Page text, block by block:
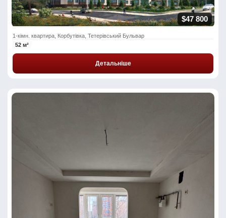
$47 800
1-кімн. квартира, Корбутівка, Тетерівський Бульвар
52 м²
Детальніше